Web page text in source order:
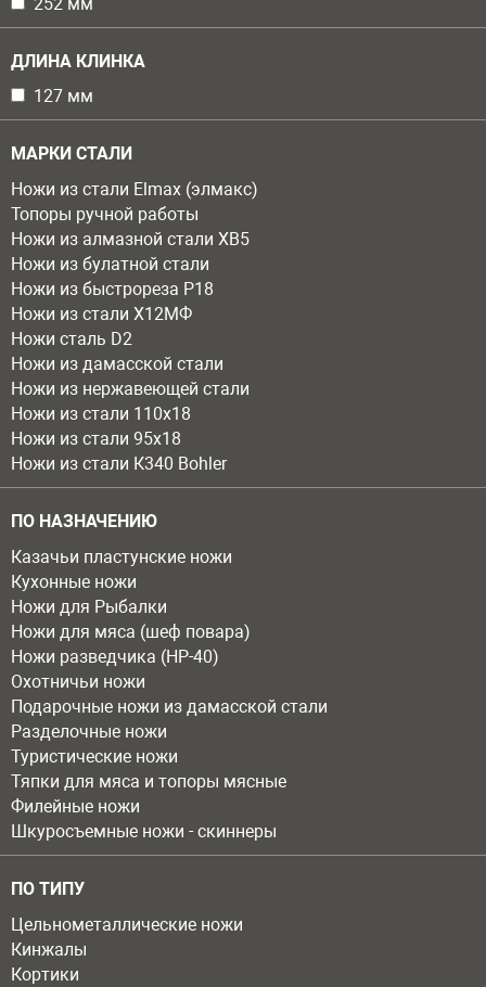
ДЛИНА КЛИНКА
Apply 127 мм filter
127 мм
МАРКИ СТАЛИ
Ножи из стали Elmax (элмакс)
Топоры ручной работы
Ножи из алмазной стали ХВ5
Ножи из булатной стали
Ножи из быстрореза Р18
Ножи из стали Х12МФ
Ножи сталь D2
Ножи из дамасской стали
Ножи из нержавеющей стали
Ножи из стали 110х18
Ножи из стали 95х18
Ножи из стали К340 Bohler
ПО НАЗНАЧЕНИЮ
Казачьи пластунские ножи
Кухонные ножи
Ножи для Рыбалки
Ножи для мяса (шеф повара)
Ножи разведчика (НР-40)
Охотничьи ножи
Подарочные ножи из дамасской стали
Разделочные ножи
Туристические ножи
Тяпки для мяса и топоры мясные
Филейные ножи
Шкуросъемные ножи - скиннеры
ПО ТИПУ
Цельнометаллические ножи
Кинжалы
Кортики